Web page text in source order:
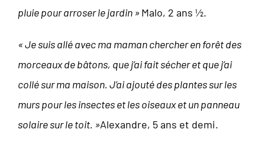
pluie pour arroser le jardin » Malo, 2 ans ½.
« Je suis allé avec ma maman chercher en forêt des
morceaux de bâtons, que j’ai fait sécher et que j’ai
collé sur ma maison. J’ai ajouté des plantes sur les
murs pour les insectes et les oiseaux et un panneau
solaire sur le toit. »Alexandre, 5 ans et demi.